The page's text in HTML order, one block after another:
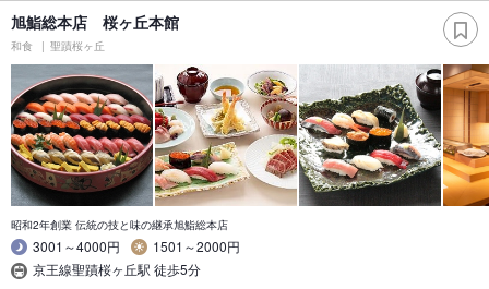
旭鮨総本店 桜ヶ丘本館
和食 聖蹟桜ヶ丘
昭和2年創業 伝統の技と味の継承旭鮨総本店
3001～4000円
1501～2000円
京王線聖蹟桜ヶ丘駅 徒歩5分